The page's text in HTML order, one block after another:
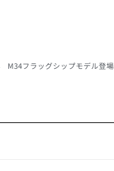
M34フラッグシップモデル登場